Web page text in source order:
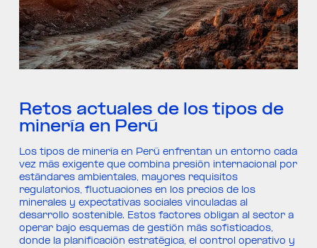
Retos actuales de los tipos de
minería en Perú
Los tipos de minería en Perú enfrentan un entorno cada
vez más exigente que combina presión internacional por
estándares ambientales, mayores requisitos
regulatorios, fluctuaciones en los precios de los
minerales y expectativas sociales vinculadas al
desarrollo sostenible. Estos factores obligan al sector a
operar bajo esquemas de gestión más sofisticados,
donde la planificación estratégica, el control operativo y